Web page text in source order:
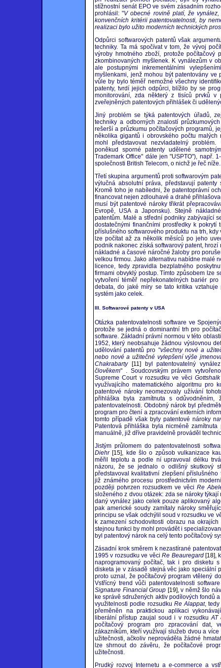
stížnostní senát EPO ve svém zásadním
prohlásil: "V obecné rovině platí, že
konvenčních kritérii patentovatelnosti, by
realizaci bylo užito moderních technických
Odpůrci softwarových patentů však
techniky. Ta má spočívat v tom, že vývoj
výroby hmotného zboží, protože počítačový
zkombinovaných myšlenek. K vynálezům v
ale postupnými inkrementálními
myšlenkami, jenž mohou být patentovány
vůle by bylo téměř nemožné všechny
patenty, tvrdí jejich odpůrci, blížilo by se
monitorování, zda některý z tisíců prvků v
zveřejněných patentových přihlášek či
Jiný problém se týká patentových úřadů,
techniky a odborných znalostí
rešerší a průzkumu počítačových programů,
několika gigantů i obrovského počtu malých
mohl představovat nezvladatelný
poněkud sporné patenty udělené
Trademark Office" dále jen "USPTO"), např.
společnosti British Telecom, o nichž je řeč níže.
Třetí skupina argumentů proti softwarovým
výlučná absolutní práva, představují
Kromě toho je nabíledni, že patentoprávní
financovat nejen zdlouhavé a drahé
musí být patentové nároky třikrát
Evropě, USA a Japonsku). Stejně
patentům. Malé a střední podniky zabývající
dostatečnými finančními prostředky k
příslušného softwarového produktu na trh,
lze počítat až za několik měsíců po jeho
podnik nakonec získá softwarový patent,
nákladné a časové náročné žaloby pro
velkou firmou. Jako alternativu nabídne malé
licence, tedy zpravidla bezplatného
firmami obvyklý postup. Tímto způsobem lze
vytvoření téměř nepřekonatelných bariér
debata, do jaké míry se tato kritika
systém jako celek.
III. Softwarové patenty v USA
Otázka patentovatelnosti software ve
protože se jedná o dominantní trh pro
software. Základní právní normou v této
1952, který neobsahuje žádnou výslovnou
udělování patentů pro "všechny nové a
nebo nové a užitečné vylepšení výše
Chakrabarty[11] byl patentovatelný
člověkem" . Soudcovským právem
Supreme Court v rozsudku ve věci
využívajícího matematického algoritmu pro
patentové nároky neomezovaly užívání
přihláška byla zamítnuta s
patentovatelnosti. Obdobný nárok byl
program pro čtení a zpracování externích
tomto případě však byly patentové nároky
Patentová přihláška byla nicméně
manuálně, již dříve pravidelně prováděl
Jistým průlomem do patentovatelnosti
Diehr[15], kde šlo o způsob vulkanizace
měřil teplotu a podle ní upravoval délku
názoru, že se jednalo o odlišný skutkový
představoval kvalitativní zlepšení
již známého procesu prostřednictvím
později potvrzen rozsudkem ve věciRe
složeného z dvou otázek: zda se nároky
daný vynález jako celek pouze aplikovaný
pak americké soudy zamítaly nároky
principu se však odchýlil soud v rozsudku ve
k zamezení schodovitosti obrazu na
stejnou funkci by mohl provádět i
byl patentový nárok na celý tento počítačový
Zásadní krok směrem k nezastírané
1995 v rozsudku ve věciRe Beauregard[18],
naprogramovaný počítač, tak i pro disketu
disketa je v zásadě stejná věc jako speciální
proto uznal, že počítačový program vtělený
Vstřícný trend vůči patentovatelnosti
Signature Financial Group [19], v němž šlo
ke správě sdružených aktiv podílových fondů
využitelnosti podle rozsudku Re Alappat,
přeměněn na praktickou aplikaci
liberální přístup zaujal soud i v rozsudkuAT
počítačový program pro zpracování dat,
zákazníkům, kteří využívají služeb dvou a
užitečnosti, ačkoliv neprováděla žádné
lze shrnout do závěru, že počítačové
užitečnosti.
Prudký rozvoj Internetu a e-commerce a